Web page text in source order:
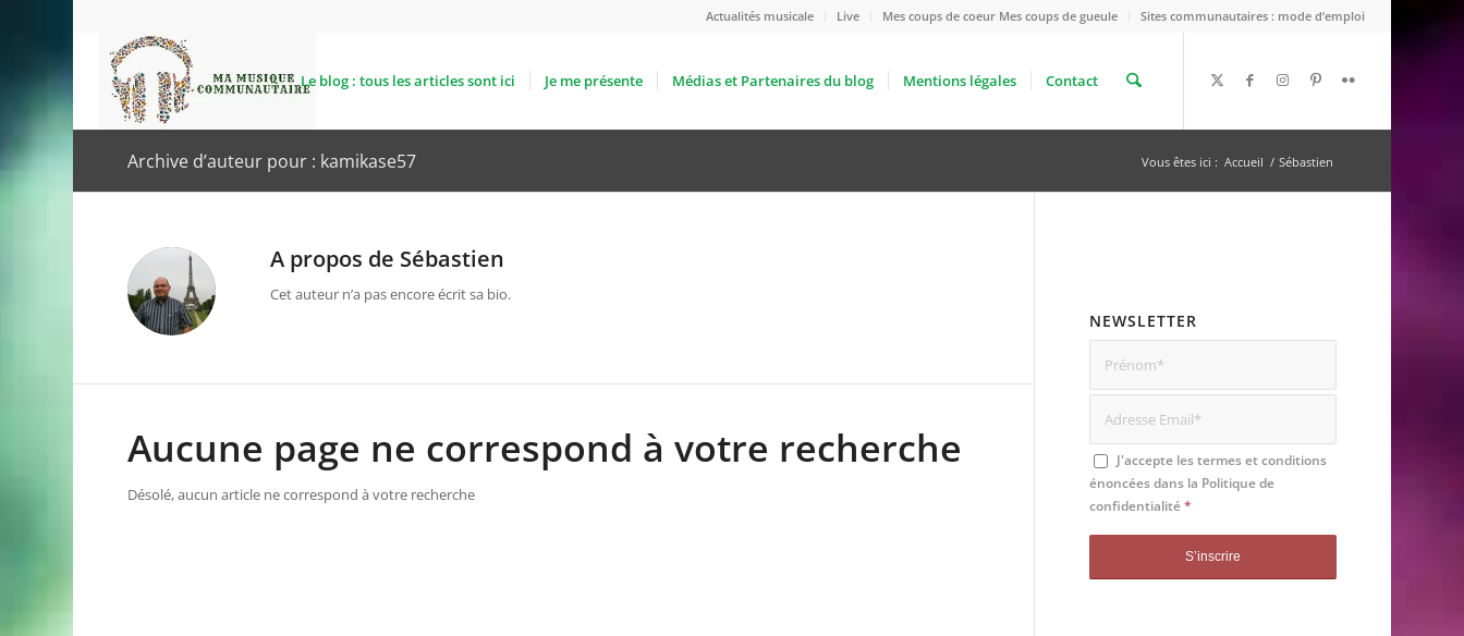
Actualités musicale Live Mes coups de coeur Mes coups de gueule Sites communautaires : mode d’emploi
Le blog : tous les articles sont ici Je me présente Médias et Partenaires du blog Mentions légales Contact
Archive d’auteur pour : kamikase57 Vous êtes ici : Accueil / Sébastien
A propos de Sébastien
Cet auteur n’a pas encore écrit sa bio.
Aucune page ne correspond à votre recherche
Désolé, aucun article ne correspond à votre recherche
NEWSLETTER
J'accepte les termes et conditions
énoncées dans la Politique de
confidentialité*